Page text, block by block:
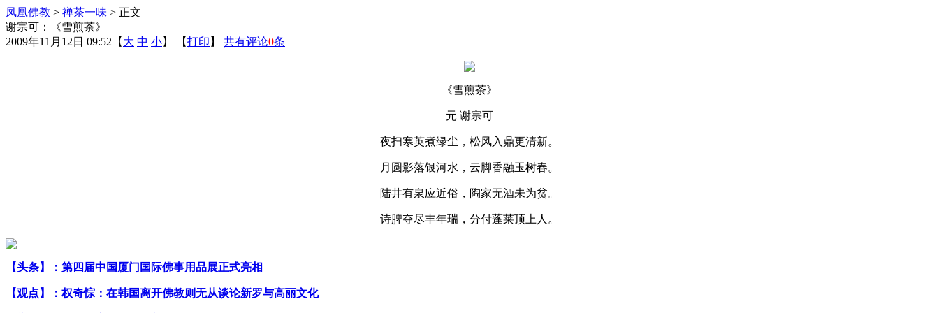
凤凰佛教 > 禅茶一味 > 正文
谢宗可：《雪煎茶》
2009年11月12日 09:52 【 大 中 小】 【打印 】 共有评论0条
《雪煎茶》
元 谢宗可
夜扫寒英煮绿尘，松风入鼎更清新。
月圆影落银河水，云脚香融玉树春。
陆井有泉应近俗，陶家无酒未为贫。
诗脾夺尽丰年瑞，分付蓬莱顶上人。
【头条】：第四届中国厦门国际佛事用品展正式亮相
【观点】：权奇悰：在韩国离开佛教则无从谈论新罗与高丽文化